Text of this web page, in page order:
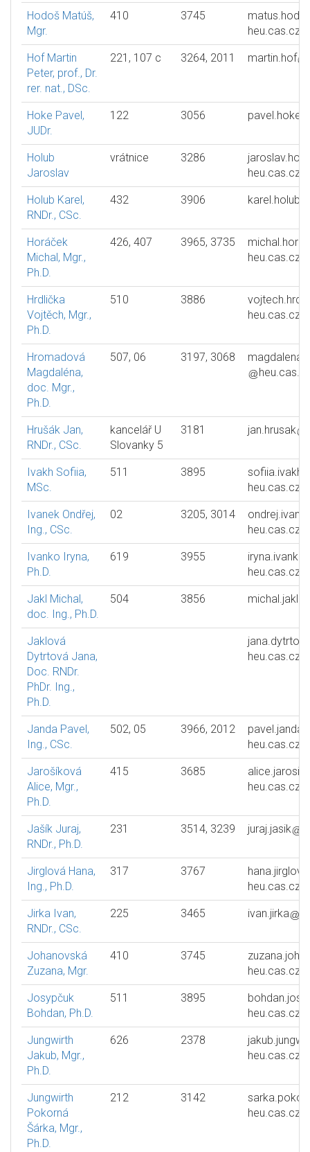
Hodoš Matúš,
Mgr.
410 3745
heu.cas.cz
Hof Martin
Peter, prof., Dr.
rer. nat., DSc.
221, 107 c 3264, 2011 martin.hof
Hoke Pavel,
JUDr.
122 3056 pavel.hoke
Holub
Jaroslav
vrátnice 3286
heu.cas.cz
Holub Karel,
RNDr., CSc.
432 3906 karel.holub
Horáček
Michal, Mgr.,
Ph.D.
426, 407 3965, 3735
heu.cas.cz
Hrdlička
Vojtěch, Mgr.,
Ph.D.
510 3886
heu.cas.cz
Hromadová
Magdaléna,
doc. Mgr.,
Ph.D.
507, 06 3197, 3068
Hrušák Jan,
RNDr., CSc.
kancelář U
Slovanky 5
3181 jan.hrusak
Ivakh Sofiia,
MSc.
511 3895
sofiia.ivakh
heu.cas.cz
Ivanek Ondřej,
Ing., CSc.
02 3205, 3014
heu.cas.cz
Ivanko Iryna,
Ph.D.
619 3955
iryna.ivanko
heu.cas.cz
Jakl Michal,
doc. Ing., Ph.D.
504 3856 michal.jakl
Jaklová
Dytrtová Jana,
Doc. RNDr.
PhDr. Ing.,
Ph.D.
heu.cas.cz
Janda Pavel,
Ing., CSc.
502, 05 3966, 2012
pavel.janda
heu.cas.cz
Jarošíková
Alice, Mgr.,
Ph.D.
415 3685
heu.cas.cz
Jašík Juraj,
RNDr., Ph.D.
231 3514, 3239 juraj.jasik
Jirglová Hana,
Ing., Ph.D.
317 3767
hana.jirglova
heu.cas.cz
Jirka Ivan,
RNDr., CSc.
225 3465 ivan.jirka
Johanovská
Zuzana, Mgr.
410 3745
heu.cas.cz
Josypčuk
Bohdan, Ph.D.
511 3895
heu.cas.cz
Jungwirth
Jakub, Mgr.,
Ph.D.
626 2378
heu.cas.cz
Jungwirth
Pokorná
Šárka, Mgr.,
Ph.D.
212 3142
heu.cas.cz